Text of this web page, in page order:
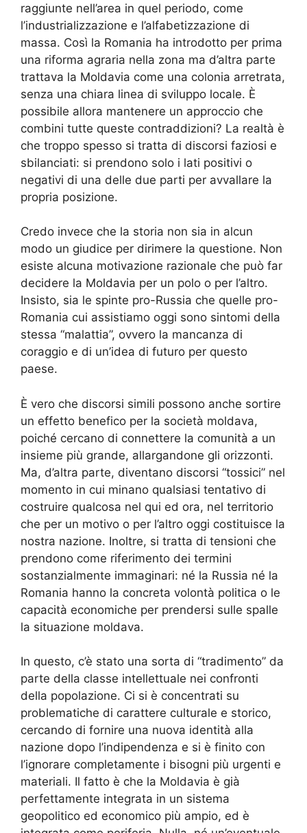
raggiunte nell’area in quel periodo, come
l’industrializzazione e l’alfabetizzazione di
massa. Così la Romania ha introdotto per prima
una riforma agraria nella zona ma d’altra parte
trattava la Moldavia come una colonia arretrata,
senza una chiara linea di sviluppo locale. È
possibile allora mantenere un approccio che
combini tutte queste contraddizioni? La realtà è
che troppo spesso si tratta di discorsi faziosi e
sbilanciati: si prendono solo i lati positivi o
negativi di una delle due parti per avvallare la
propria posizione.
Credo invece che la storia non sia in alcun
modo un giudice per dirimere la questione. Non
esiste alcuna motivazione razionale che può far
decidere la Moldavia per un polo o per l’altro.
Insisto, sia le spinte pro-Russia che quelle pro-
Romania cui assistiamo oggi sono sintomi della
stessa “malattia”, ovvero la mancanza di
coraggio e di un’idea di futuro per questo
paese.
È vero che discorsi simili possono anche sortire
un effetto benefico per la società moldava,
poiché cercano di connettere la comunità a un
insieme più grande, allargandone gli orizzonti.
Ma, d’altra parte, diventano discorsi “tossici” nel
momento in cui minano qualsiasi tentativo di
costruire qualcosa nel qui ed ora, nel territorio
che per un motivo o per l’altro oggi costituisce la
nostra nazione. Inoltre, si tratta di tensioni che
prendono come riferimento dei termini
sostanzialmente immaginari: né la Russia né la
Romania hanno la concreta volontà politica o le
capacità economiche per prendersi sulle spalle
la situazione moldava.
In questo, c’è stato una sorta di “tradimento” da
parte della classe intellettuale nei confronti
della popolazione. Ci si è concentrati su
problematiche di carattere culturale e storico,
cercando di fornire una nuova identità alla
nazione dopo l’indipendenza e si è finito con
l’ignorare completamente i bisogni più urgenti e
materiali. Il fatto è che la Moldavia è già
perfettamente integrata in un sistema
geopolitico ed economico più ampio, ed è